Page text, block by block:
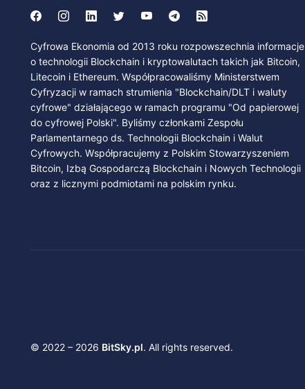
Cyfrowa Ekonomia od 2013 roku rozpowszechnia informacje
o technologii Blockchain i kryptowalutach takich jak Bitcoin,
Litecoin i Ethereum. Współpracowaliśmy Ministerstwem
Cyfryzacji w ramach strumienia "Blockchain/DLT i waluty
cyfrowe" działającego w ramach programu "Od papierowej
do cyfrowej Polski". Byliśmy członkami Zespołu
Parlamentarnego ds. Technologii Blockchain i Walut
Cyfrowych. Współpracujemy z Polskim Stowarzyszeniem
Bitcoin, Izbą Gospodarczą Blockchain i Nowych Technologii
oraz z licznymi podmiotami na polskim rynku.
© 2022 – 2026 BitSky.pl. All rights reserved.